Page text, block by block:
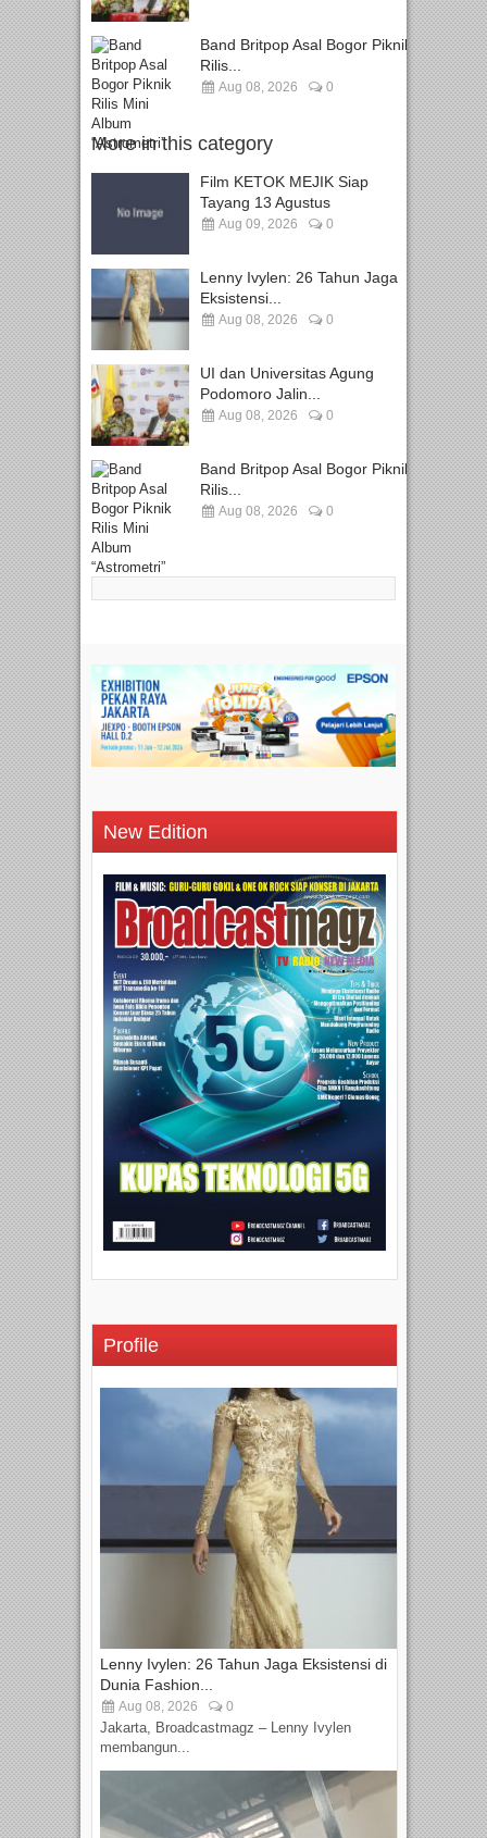
Band Britpop Asal Bogor Piknik
Rilis...
Aug 08, 2026 0
More in this category
Film KETOK MEJIK Siap
Tayang 13 Agustus
Aug 09, 2026 0
Lenny Ivylen: 26 Tahun Jaga
Eksistensi...
Aug 08, 2026 0
UI dan Universitas Agung
Podomoro Jalin...
Aug 08, 2026 0
Band Britpop Asal Bogor Piknik
Rilis...
Aug 08, 2026 0
New Edition
Profile
Lenny Ivylen: 26 Tahun Jaga Eksistensi di
Dunia Fashion...
Aug 08, 2026 0
Jakarta, Broadcastmagz – Lenny Ivylen
membangun...